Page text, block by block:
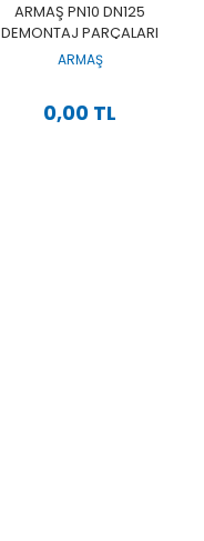
ARMAŞ PN10 DN125
DEMONTAJ PARÇALARI
ARMAŞ
0,00 TL